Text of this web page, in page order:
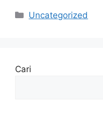
Kategori
Uncategorized
Cari